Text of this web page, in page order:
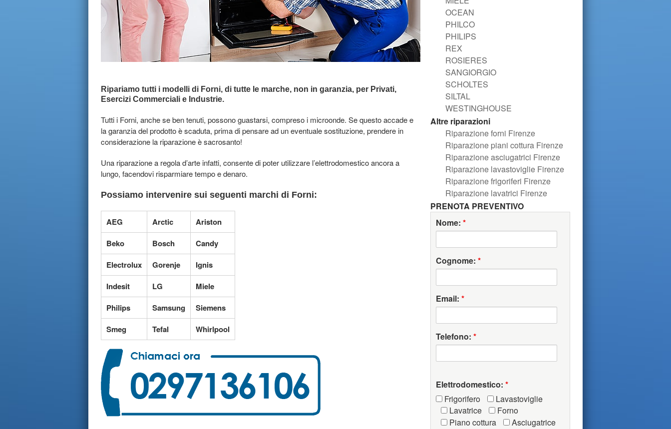
Ripariamo tutti i modelli di Forni, di tutte le marche, non in garanzia, per Privati,
Esercizi Commerciali e Industrie.
Tutti i Forni, anche se ben tenuti, possono guastarsi, compreso i microonde. Se questo accade e
la garanzia del prodotto è scaduta, prima di pensare ad un eventuale sostituzione, prendere in
considerazione la riparazione è sacrosanto!
Una riparazione a regola d’arte infatti, consente di poter utilizzare l’elettrodomestico ancora a
lungo, facendovi risparmiare tempo e denaro.
Possiamo intervenire sui seguenti marchi di Forni:
AEG Arctic
Ariston
Beko
Bosch
Candy
Electrolux
Gorenje
Ignis
Indesit
LG
Miele
Philips
Samsung
Siemens
Smeg
Tefal Whirlpool
OCEAN
PHILCO
PHILIPS
REX
ROSIERES
SANGIORGIO
SCHOLTES
SILTAL
WESTINGHOUSE
Altre riparazioni
Riparazione forni Firenze
Riparazione piani cottura Firenze
Riparazione asciugatrici Firenze
Riparazione lavastoviglie Firenze
Riparazione frigoriferi Firenze
Riparazione lavatrici Firenze
PRENOTA PREVENTIVO
Nome: *
Cognome: *
Email: *
Telefono: *
Elettrodomestico: *
Frigorifero
Lavastoviglie
Lavatrice
Forno
Piano cottura
Asciugatrice